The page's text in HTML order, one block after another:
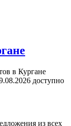
в Кургане
доступно
из всех